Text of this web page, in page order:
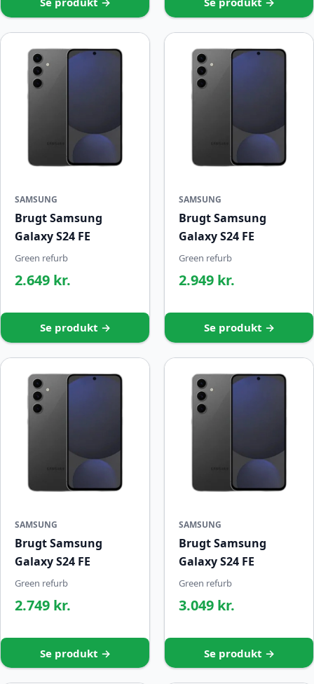
SAMSUNG
Brugt Samsung
Galaxy S24 FE
Green refurb
2.649 kr.
Se produkt →
SAMSUNG
Brugt Samsung
Galaxy S24 FE
Green refurb
2.949 kr.
Se produkt →
SAMSUNG
Brugt Samsung
Galaxy S24 FE
Green refurb
2.749 kr.
Se produkt →
SAMSUNG
Brugt Samsung
Galaxy S24 FE
Green refurb
3.049 kr.
Se produkt →